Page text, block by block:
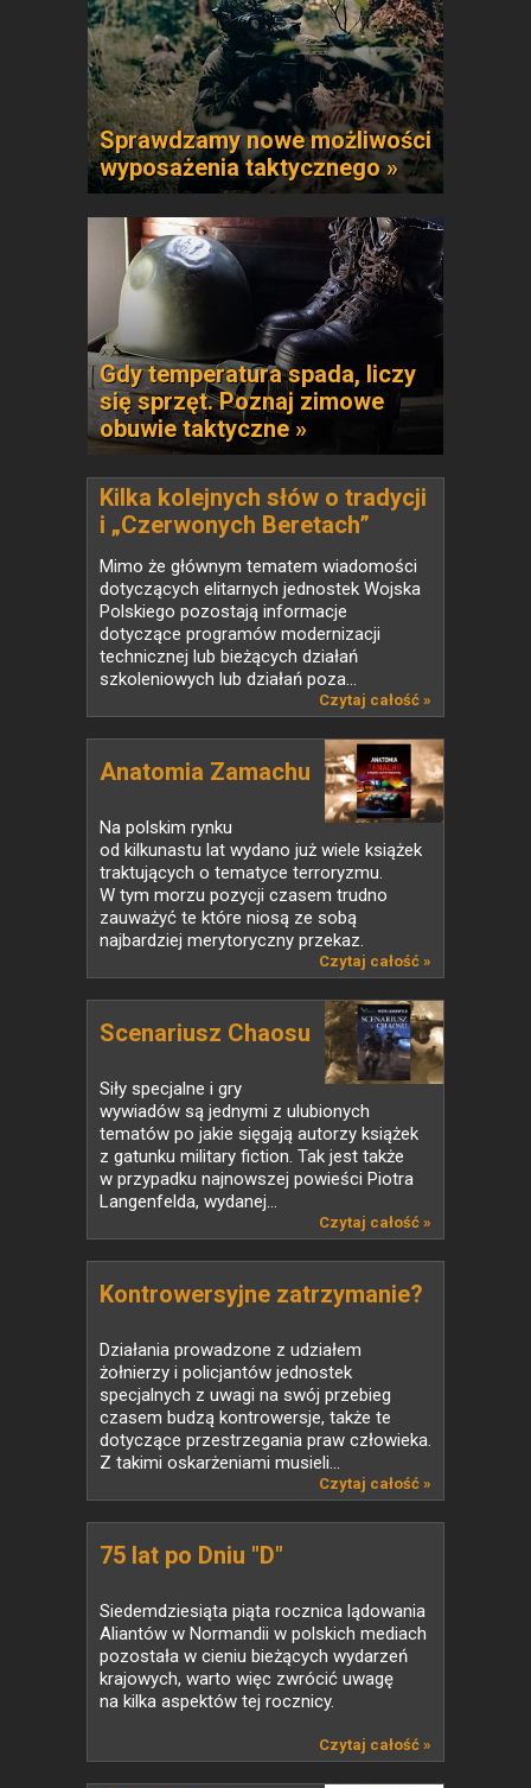
Sprawdzamy nowe możliwości
wyposażenia taktycznego »
Gdy temperatura spada, liczy
się sprzęt. Poznaj zimowe
obuwie taktyczne »
Kilka kolejnych słów o tradycji
i „Czerwonych Beretach”
Mimo że głównym tematem wiadomości
dotyczących elitarnych jednostek Wojska
Polskiego pozostają informacje
dotyczące programów modernizacji
technicznej lub bieżących działań
szkoleniowych lub działań poza...
Czytaj całość »
Anatomia Zamachu
Na polskim rynku
od kilkunastu lat wydano już wiele książek
traktujących o tematyce terroryzmu.
W tym morzu pozycji czasem trudno
zauważyć te które niosą ze sobą
najbardziej merytoryczny przekaz.
Czytaj całość »
Scenariusz Chaosu
Siły specjalne i gry
wywiadów są jednymi z ulubionych
tematów po jakie sięgają autorzy książek
z gatunku military fiction. Tak jest także
w przypadku najnowszej powieści Piotra
Langenfelda, wydanej...
Czytaj całość »
Kontrowersyjne zatrzymanie?
Działania prowadzone z udziałem
żołnierzy i policjantów jednostek
specjalnych z uwagi na swój przebieg
czasem budzą kontrowersje, także te
dotyczące przestrzegania praw człowieka.
Z takimi oskarżeniami musieli...
Czytaj całość »
75 lat po Dniu "D"
Siedemdziesiąta piąta rocznica lądowania
Aliantów w Normandii w polskich mediach
pozostała w cieniu bieżących wydarzeń
krajowych, warto więc zwrócić uwagę
na kilka aspektów tej rocznicy.
Czytaj całość »